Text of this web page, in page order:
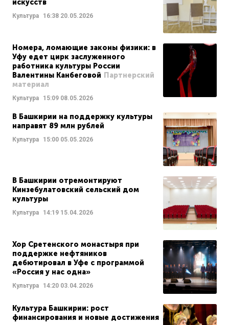
искусств
Культура 16:38 20.05.2026
Номера, ломающие законы физики: в
Уфу едет цирк заслуженного
работника культуры России
Валентины Канбеговой Партнерский
материал
Культура 15:09 08.05.2026
В Башкирии на поддержку культуры
направят 89 млн рублей
Культура 15:00 05.05.2026
В Башкирии отремонтируют
Кинзебулатовский сельский дом
культуры
Культура 14:19 15.04.2026
Хор Сретенского монастыря при
поддержке нефтяников
дебютировал в Уфе с программой
«Россия у нас одна»
Культура 14:20 03.04.2026
Культура Башкирии: рост
финансирования и новые достижения